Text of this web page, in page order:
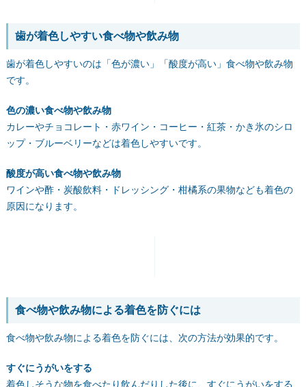
歯が着色しやすい食べ物や飲み物
歯が着色しやすいのは「色が濃い」「酸度が高い」食べ物や飲み物
です。
色の濃い食べ物や飲み物
カレーやチョコレート・赤ワイン・コーヒー・紅茶・かき氷のシロ
ップ・ブルーベリーなどは着色しやすいです。
酸度が高い食べ物や飲み物
ワインや酢・炭酸飲料・ドレッシング・柑橘系の果物なども着色の
原因になります。
食べ物や飲み物による着色を防ぐには
食べ物や飲み物による着色を防ぐには、次の方法が効果的です。
すぐにうがいをする